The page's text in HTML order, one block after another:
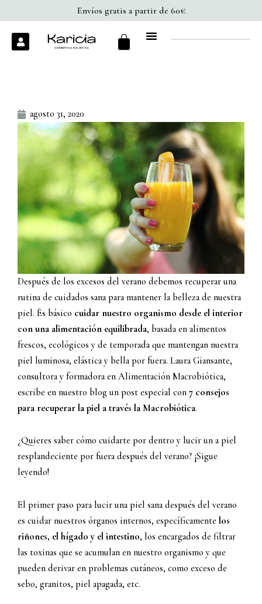
al
contenido
Envíos gratis a partir de 60€
U
s
e
Cart
agosto 31, 2020
Después de los excesos del verano debemos recuperar una
rutina de cuidados sana para mantener la belleza de nuestra
piel. És básico cuidar nuestro organismo desde el interior
con una alimentación equilibrada, basada en alimentos
frescos, ecológicos y de temporada que mantengan nuestra
piel luminosa, elástica y bella por fuera. Laura Giansante,
consultora y formadora en Alimentación Macrobiótica,
escribe en nuestro blog un post especial con 7 consejos
para recuperar la piel a través la Macrobiótica.
¿Quieres saber cómo cuidarte por dentro y lucir un a piel
resplandeciente por fuera después del verano? ¡Sigue
leyendo!
El primer paso para lucir una piel sana después del verano
es cuidar nuestros órganos internos, específicamente los
riñones, el hígado y el intestino, los encargados de filtrar
las toxinas que se acumulan en nuestro organismo y que
pueden derivar en problemas cutáneos, como exceso de
sebo, granitos, piel apagada, etc.